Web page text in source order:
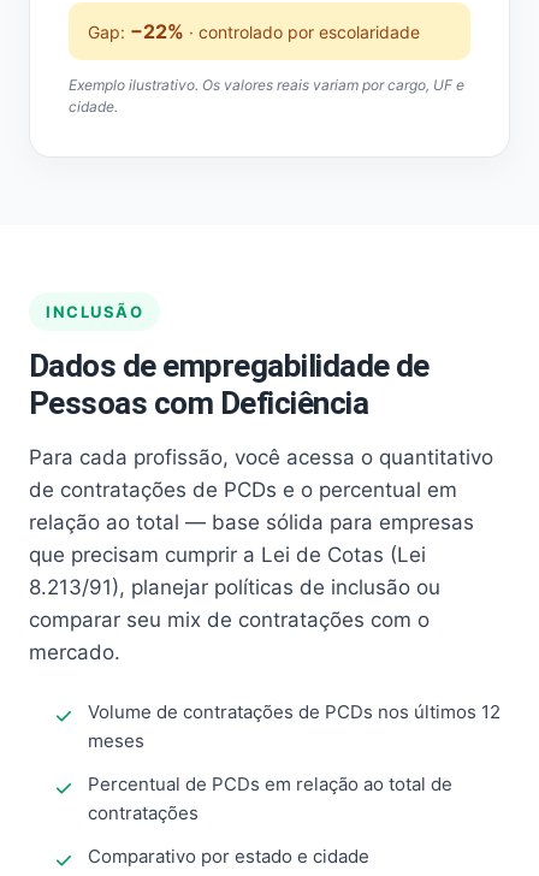
Gap: −22% · controlado por escolaridade
Exemplo ilustrativo. Os valores reais variam por cargo, UF e
cidade.
INCLUSÃO
Dados de empregabilidade de
Pessoas com Deficiência
Para cada profissão, você acessa o quantitativo
de contratações de PCDs e o percentual em
relação ao total — base sólida para empresas
que precisam cumprir a Lei de Cotas (Lei
8.213/91), planejar políticas de inclusão ou
comparar seu mix de contratações com o
mercado.
Volume de contratações de PCDs nos últimos 12
meses
Percentual de PCDs em relação ao total de
contratações
Comparativo por estado e cidade